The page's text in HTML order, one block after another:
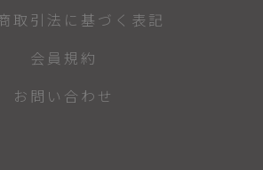
取引法に基づく表記
会員規約
お問い合わせ